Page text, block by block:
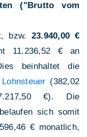
("Brutto vom
bzw. 23.940,00 €
11.236,52 € an
beinhaltet die
Lohnsteuer (382,02
€). Die
sich somit
€ monatlich,